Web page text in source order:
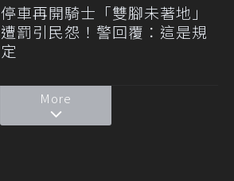
停車再開騎士「雙腳未著地」
遭罰引民怨！警回覆：這是規
定
More